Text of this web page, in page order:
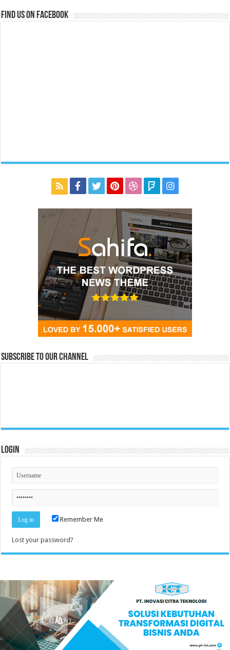
Find us on Facebook
Subscribe to our Channel
Login
Remember Me
Lost your password?